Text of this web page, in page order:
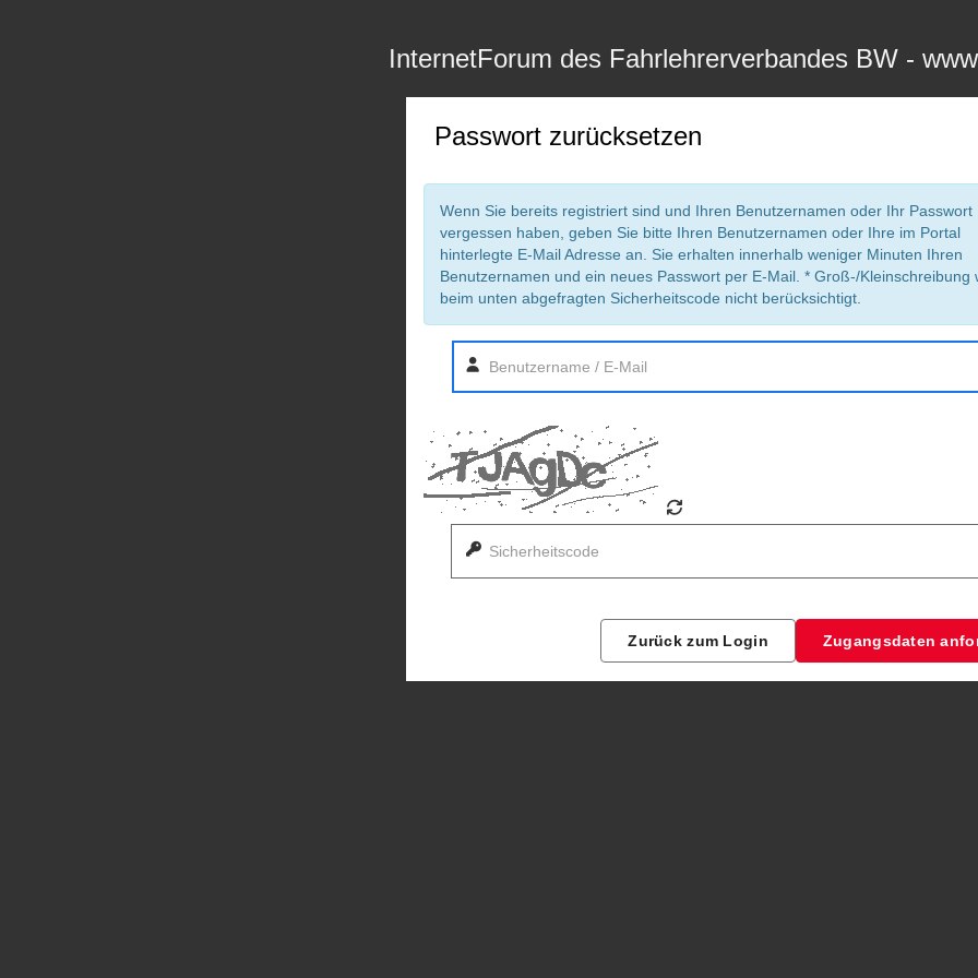
InternetForum des Fahrlehrerverbandes BW -
Passwort zurücksetzen
Wenn Sie bereits registriert sind und Ihren Benutzernamen oder Ihr Passwort
vergessen haben, geben Sie bitte Ihren Benutzernamen oder Ihre im Portal
hinterlegte E-Mail Adresse an. Sie erhalten innerhalb weniger Minuten Ihren
Benutzernamen und ein neues Passwort per E-Mail. * Groß-/Kleinschreibung
beim unten abgefragten Sicherheitscode nicht berücksichtigt.
Zugangsdaten
Zurück zum Login